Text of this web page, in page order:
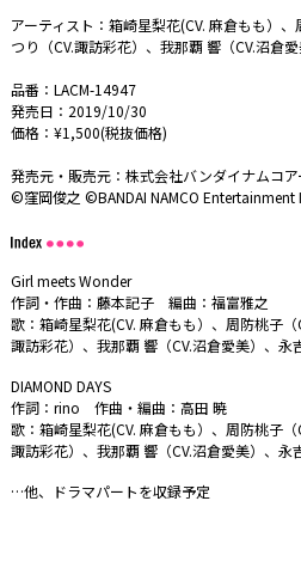
アーティスト：箱崎星梨花(CV. 麻倉もも）
つり（CV.諏訪彩花）、我那覇 響（CV.沼倉
品番：LACM-14947
発売日：2019/10/30
価格：¥1,500(税抜価格)
発売元・販売元：株式会社バンダイナムコア
©窪岡俊之 ©BANDAI NAMCO Entertainment
Girl meets Wonder
作詞・作曲：藤本記子 編曲：福富雅之
歌：箱崎星梨花(CV. 麻倉もも）、周防桃子
諏訪彩花）、我那覇 響（CV.沼倉愛美）、永
DIAMOND DAYS
作詞：rino 作曲・編曲：高田 暁
歌：箱崎星梨花(CV. 麻倉もも）、周防桃子
諏訪彩花）、我那覇 響（CV.沼倉愛美）、永
…他、ドラマパートを収録予定